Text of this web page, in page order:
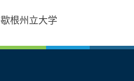
根州立大学